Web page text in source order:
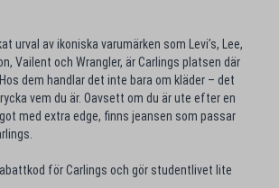
urval av ikoniska varumärken som Levi’s, Lee,
Vailent och Wrangler, är Carlings platsen där
dem handlar det inte bara om kläder – det
vem du är. Oavsett om du är ute efter en
med extra edge, finns jeansen som passar
för Carlings och gör studentlivet lite